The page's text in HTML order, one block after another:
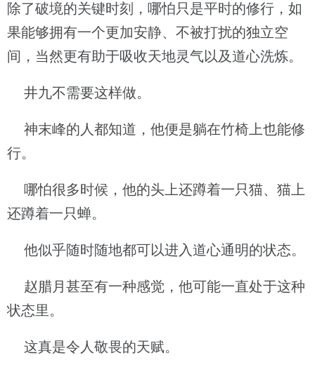
除了破境的关键时刻，哪怕只是平时的修行，如
果能够拥有一个更加安静、不被打扰的独立空
间，当然更有助于吸收天地灵气以及道心洗炼。
井九不需要这样做。
神末峰的人都知道，他便是躺在竹椅上也能修
行。
哪怕很多时候，他的头上还蹲着一只猫、猫上
还蹲着一只蝉。
他似乎随时随地都可以进入道心通明的状态。
赵腊月甚至有一种感觉，他可能一直处于这种
状态里。
这真是令人敬畏的天赋。